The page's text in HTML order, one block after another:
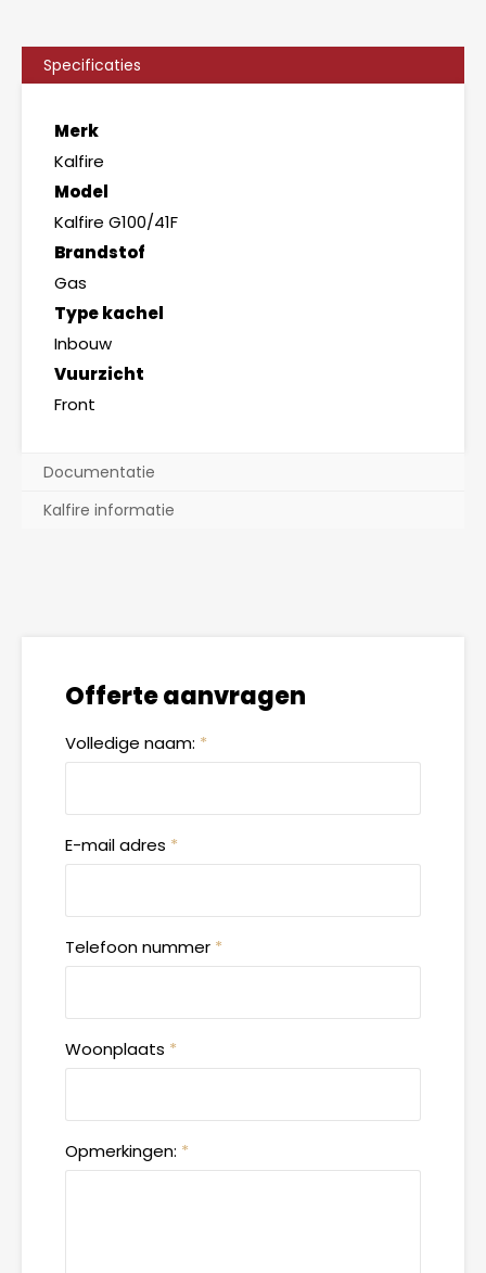
Specificaties
Merk
Kalfire
Model
Kalfire G100/41F
Brandstof
Gas
Type kachel
Inbouw
Vuurzicht
Front
Documentatie
Kalfire informatie
Offerte aanvragen
Volledige naam: *
E-mail adres *
Telefoon nummer *
Woonplaats *
Opmerkingen: *